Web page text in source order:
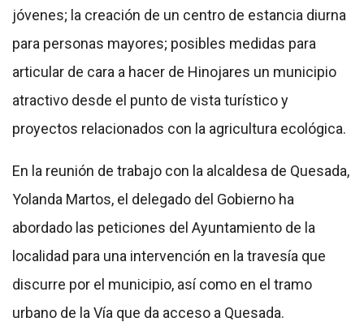
jóvenes; la creación de un centro de estancia diurna
para personas mayores; posibles medidas para
articular de cara a hacer de Hinojares un municipio
atractivo desde el punto de vista turístico y
proyectos relacionados con la agricultura ecológica.
En la reunión de trabajo con la alcaldesa de Quesada,
Yolanda Martos, el delegado del Gobierno ha
abordado las peticiones del Ayuntamiento de la
localidad para una intervención en la travesía que
discurre por el municipio, así como en el tramo
urbano de la Vía que da acceso a Quesada.